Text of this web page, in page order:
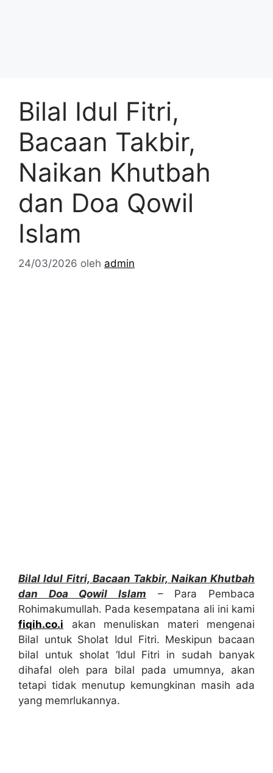
Bilal Idul Fitri,
Bacaan Takbir,
Naikan Khutbah
dan Doa Qowil
Islam
24/03/2026 oleh admin
Bilal Idul Fitri, Bacaan Takbir, Naikan Khutbah
dan Doa Qowil Islam – Para Pembaca
Rohimakumullah. Pada kesempatana ali ini kami
fiqih.co.i akan menuliskan materi mengenai
Bilal untuk Sholat Idul Fitri. Meskipun bacaan
bilal untuk sholat ‘Idul Fitri in sudah banyak
dihafal oleh para bilal pada umumnya, akan
tetapi tidak menutup kemungkinan masih ada
yang memrlukannya.